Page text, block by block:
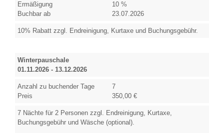
Ermäßigung
10 %
Buchbar ab
23.07.2026
10% Rabatt zzgl. Endreinigung, Kurtaxe und Buchungsgebühr.
Winterpauschale
01.11.2026 - 13.12.2026
Anzahl zu buchender Tage
7
Preis
350,00 €
7 Nächte für 2 Personen zzgl. Endreinigung, Kurtaxe,
Buchungsgebühr und Wäsche (optional).